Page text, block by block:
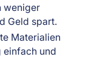
weniger
Geld spart.
Materialien
einfach und